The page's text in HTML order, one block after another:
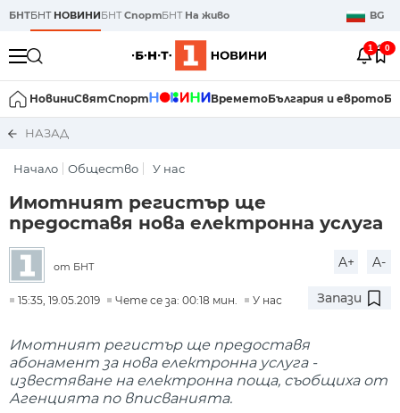
БНТБНТ НОВИНИБНТСпортБНТ На живо BG
1 0
НовиниСвятСпорт ВреметоБългария и еврото
НАЗАД
Начало Общество У нас
Имотният регистър ще
предоставя нова електронна услуга
от БНТ A+ A-
15:35, 19.05.2019 Чете се за: 00:18 мин. У нас Запази
Имотният регистър ще предоставя
абонамент за нова електронна услуга -
известяване на електронна поща, съобщиха от
Агенцията по вписванията.